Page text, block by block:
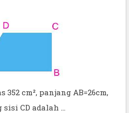
cm², panjang AB=26cm,
CD adalah ...